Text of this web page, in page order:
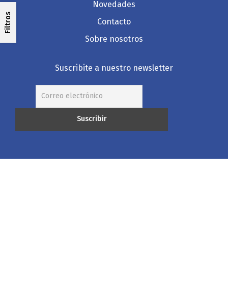
Filtros
Novedades
Contacto
Sobre nosotros
Suscribite a nuestro newsletter